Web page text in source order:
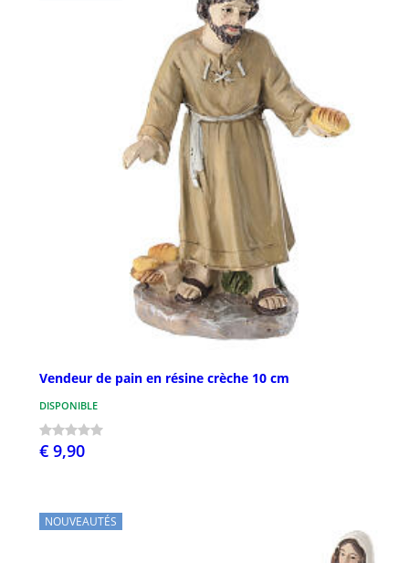
Vendeur de pain en résine crèche 10 cm
DISPONIBLE
€ 9,90
NOUVEAUTÉS